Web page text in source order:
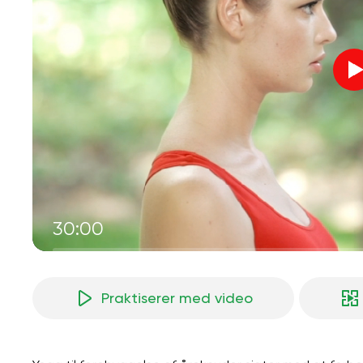
30:00
Praktiserer med video